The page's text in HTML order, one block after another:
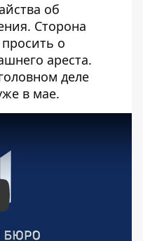
об
Сторона
о
ареста.
деле
в мае.